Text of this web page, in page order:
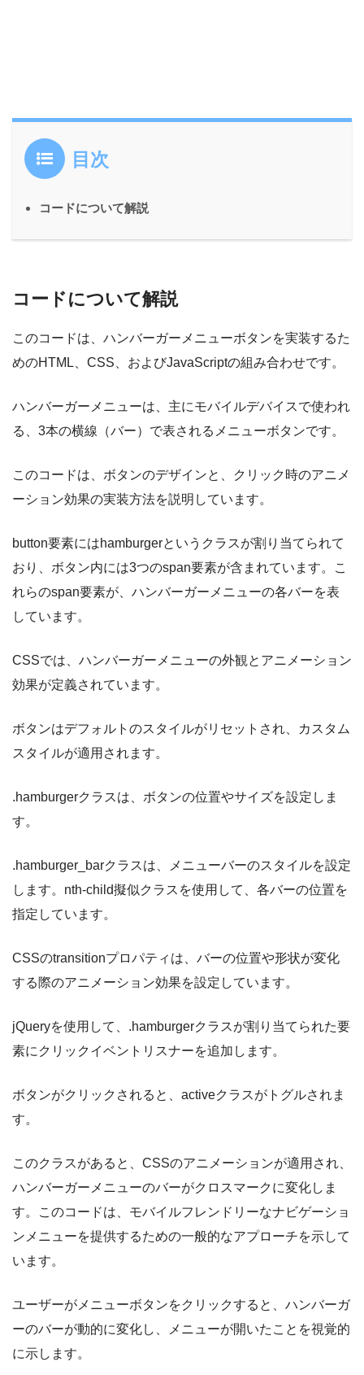
目次
コードについて解説
コードについて解説
このコードは、ハンバーガーメニューボタンを実装するた
めのHTML、CSS、およびJavaScriptの組み合わせです。
ハンバーガーメニューは、主にモバイルデバイスで使われ
る、3本の横線（バー）で表されるメニューボタンです。
このコードは、ボタンのデザインと、クリック時のアニメ
ーション効果の実装方法を説明しています。
button要素にはhamburgerというクラスが割り当てられて
おり、ボタン内には3つのspan要素が含まれています。こ
れらのspan要素が、ハンバーガーメニューの各バーを表
しています。
CSSでは、ハンバーガーメニューの外観とアニメーション
効果が定義されています。
ボタンはデフォルトのスタイルがリセットされ、カスタム
スタイルが適用されます。
.hamburgerクラスは、ボタンの位置やサイズを設定しま
す。
.hamburger_barクラスは、メニューバーのスタイルを設定
します。nth-child擬似クラスを使用して、各バーの位置を
指定しています。
CSSのtransitionプロパティは、バーの位置や形状が変化
する際のアニメーション効果を設定しています。
jQueryを使用して、.hamburgerクラスが割り当てられた要
素にクリックイベントリスナーを追加します。
ボタンがクリックされると、activeクラスがトグルされま
す。
このクラスがあると、CSSのアニメーションが適用され、
ハンバーガーメニューのバーがクロスマークに変化しま
す。このコードは、モバイルフレンドリーなナビゲーショ
ンメニューを提供するための一般的なアプローチを示して
います。
ユーザーがメニューボタンをクリックすると、ハンバーガ
ーのバーが動的に変化し、メニューが開いたことを視覚的
に示します。